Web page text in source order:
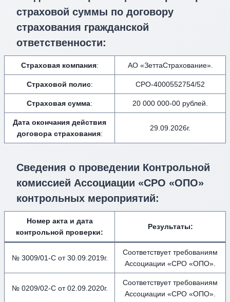
страховой суммы по договору
страхования гражданской
ответственности:
Страховая компания: АО «ЗеттаСтрахование».
Страховой полис: СРО-4000552754/52
Страховая сумма: 20 000 000-00 рублей.
Дата окончания действия
договора страхования:
29.09.2026г.
Сведения о проведении Контрольной
комиссией Ассоциации «СРО «ОПО»
контрольных мероприятий:
Номер акта и дата
контрольной проверки:
Результаты:
№ 3009/01-С от 30.09.2019г.
Соответствует требованиям
Ассоциации «СРО «ОПО».
№ 0209/02-С от 02.09.2020г.
Соответствует требованиям
Ассоциации «СРО «ОПО».